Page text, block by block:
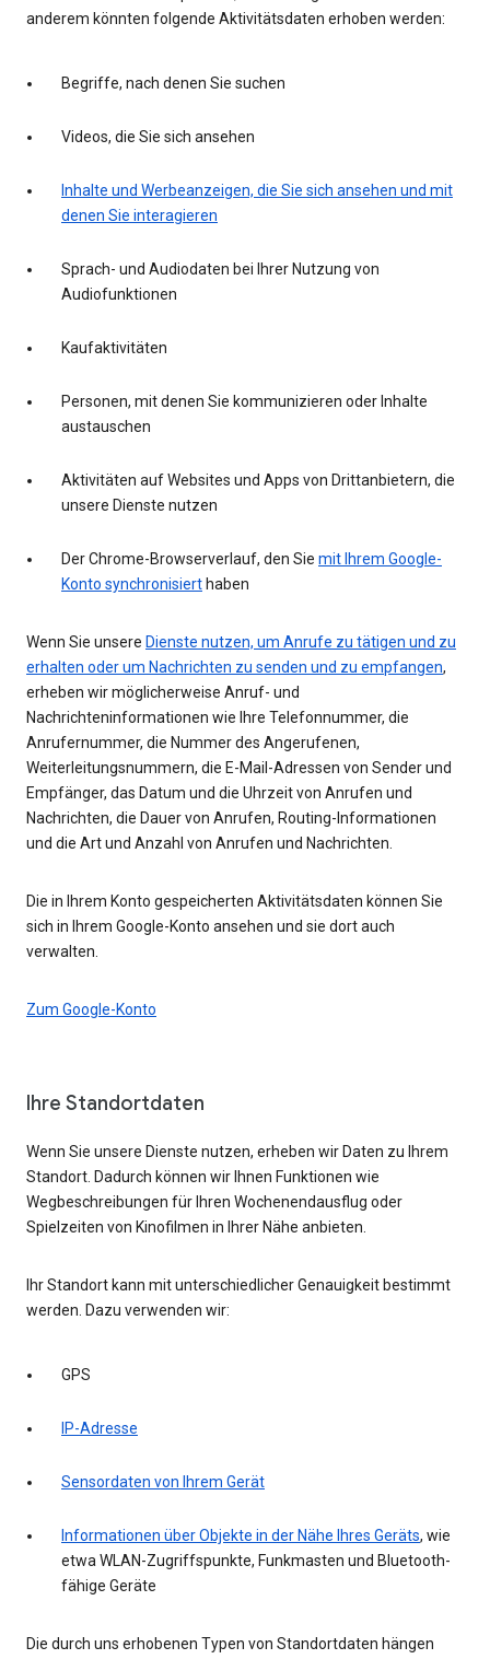
anderem könnten folgende Aktivitätsdaten erhoben werden:
Begriffe, nach denen Sie suchen
Videos, die Sie sich ansehen
Inhalte und Werbeanzeigen, die Sie sich ansehen und mit
denen Sie interagieren
Sprach- und Audiodaten bei Ihrer Nutzung von
Audiofunktionen
Kaufaktivitäten
Personen, mit denen Sie kommunizieren oder Inhalte
austauschen
Aktivitäten auf Websites und Apps von Drittanbietern, die
unsere Dienste nutzen
Der Chrome-Browserverlauf, den Sie mit Ihrem Google-
Konto synchronisiert haben
Wenn Sie unsere Dienste nutzen, um Anrufe zu tätigen und zu
erhalten oder um Nachrichten zu senden und zu empfangen,
erheben wir möglicherweise Anruf- und
Nachrichteninformationen wie Ihre Telefonnummer, die
Anrufernummer, die Nummer des Angerufenen,
Weiterleitungsnummern, die E-Mail-Adressen von Sender und
Empfänger, das Datum und die Uhrzeit von Anrufen und
Nachrichten, die Dauer von Anrufen, Routing-Informationen
und die Art und Anzahl von Anrufen und Nachrichten.
Die in Ihrem Konto gespeicherten Aktivitätsdaten können Sie
sich in Ihrem Google-Konto ansehen und sie dort auch
verwalten.
Zum Google-Konto
Ihre Standortdaten
Wenn Sie unsere Dienste nutzen, erheben wir Daten zu Ihrem
Standort. Dadurch können wir Ihnen Funktionen wie
Wegbeschreibungen für Ihren Wochenendausflug oder
Spielzeiten von Kinofilmen in Ihrer Nähe anbieten.
Ihr Standort kann mit unterschiedlicher Genauigkeit bestimmt
werden. Dazu verwenden wir:
GPS
IP-Adresse
Sensordaten von Ihrem Gerät
Informationen über Objekte in der Nähe Ihres Geräts, wie
etwa WLAN-Zugriffspunkte, Funkmasten und Bluetooth-
fähige Geräte
Die durch uns erhobenen Typen von Standortdaten hängen